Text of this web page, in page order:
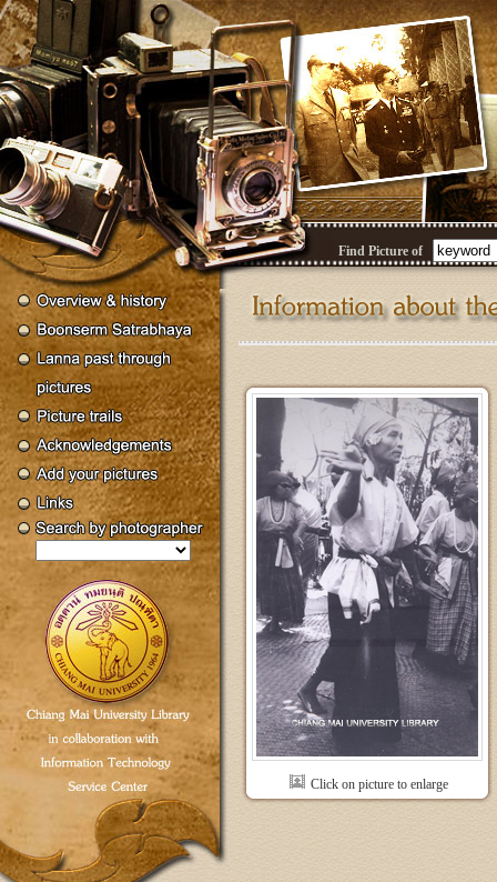
Find Picture of
Click on picture to enlarge